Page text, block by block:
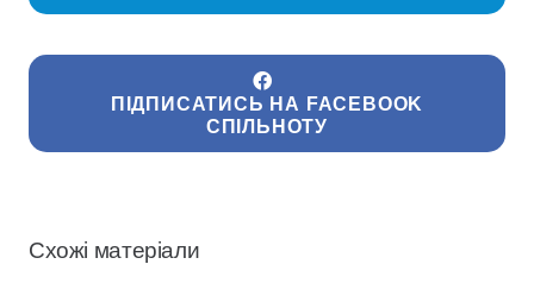
ПІДПИСАТИСЬ НА FACEBOOK
СПІЛЬНОТУ
Схожі матеріали